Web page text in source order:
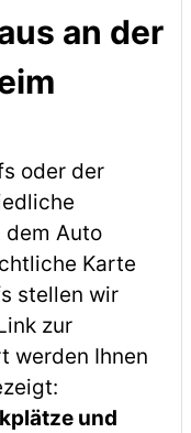
an der
oder der
dem Auto
Karte
stellen wir
zur
werden Ihnen
und